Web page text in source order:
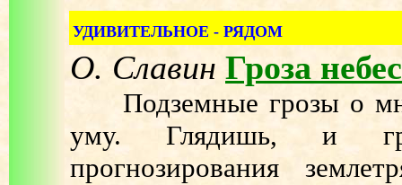
УДИВИТЕЛЬНОЕ - РЯДОМ
О. Славин Гроза
Подземные грозы о
уму. Глядишь, и
прогнозирования